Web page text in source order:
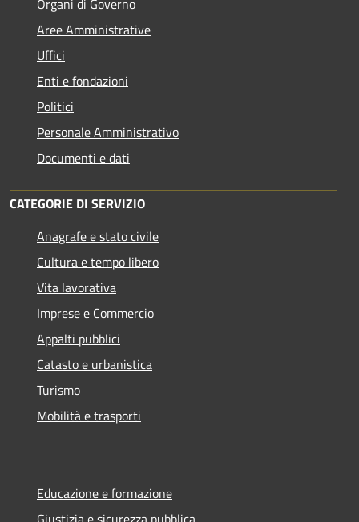
Organi di Governo
Aree Amministrative
Uffici
Enti e fondazioni
Politici
Personale Amministrativo
Documenti e dati
CATEGORIE DI SERVIZIO
Anagrafe e stato civile
Cultura e tempo libero
Vita lavorativa
Imprese e Commercio
Appalti pubblici
Catasto e urbanistica
Turismo
Mobilità e trasporti
Educazione e formazione